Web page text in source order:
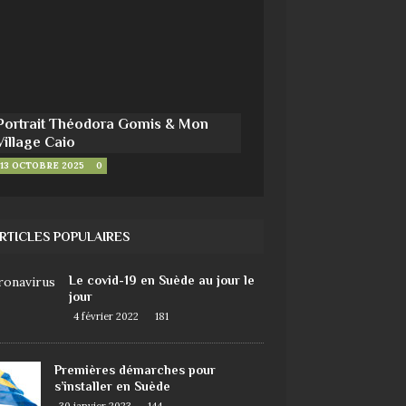
Théodora Gomis & Mon
Caio
13 OCTOBRE 2025 0
POPULAIRES
Le covid-19 en Suède au jour le
jour
4 février 2022 181
Premières démarches pour
s’installer en Suède